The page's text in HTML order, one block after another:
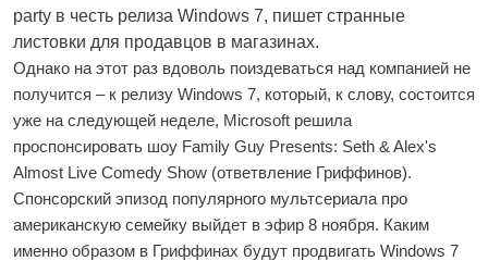
party в честь релиза Windows 7, пишет странные
листовки для продавцов в магазинах.
Однако на этот раз вдоволь поиздеваться над компанией не
получится – к релизу Windows 7, который, к слову, состоится
уже на следующей неделе, Microsoft решила
проспонсировать шоу Family Guy Presents: Seth & Alex's
Almost Live Comedy Show (ответвление Гриффинов).
Спонсорский эпизод популярного мультсериала про
американскую семейку выйдет в эфир 8 ноября. Каким
именно образом в Гриффинах будут продвигать Windows 7